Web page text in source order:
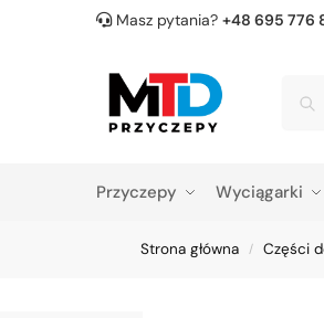
Masz pytania? +48 695 776
Przyczepy Wyciągarki
Strona główna / Części